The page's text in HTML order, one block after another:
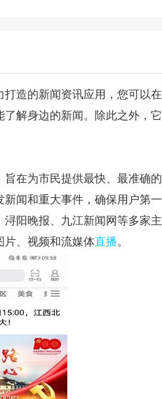
造的新闻资讯应用，您可以在
解身边的新闻。除此之外，它
在为市民提供最快、最准确的
闻和重大事件，确保用户第一
阳晚报、九江新闻网等多家主
片、视频和流媒体直播。